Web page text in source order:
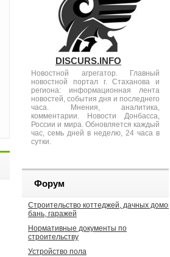
DISCURS.INFO
Новостной агрегатор. Главный
новостной портал г. Стаханова и
региона: информационная лента
новостей, события дня и последнего
часа. Мнения, аналитика,
комментарии. Новости Донбасса,
России и мира. Обновляется каждый
час, семь дней в неделю, 24 часа в
сутки.
Форум
Строительство коттеджей, дачных домов,
бань, гаражей
Нормативные документы по
строительству
Устройство пола